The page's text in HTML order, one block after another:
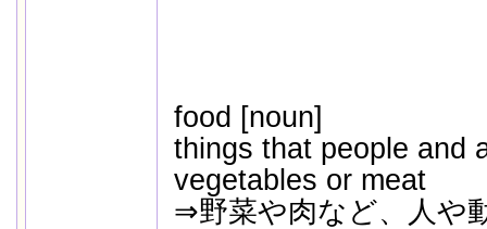
food [noun]
things that people and
vegetables or meat
⇒野菜や肉など、人や